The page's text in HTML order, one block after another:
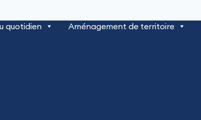
quotidien Aménagement de territoire